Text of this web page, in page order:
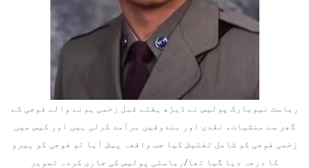
ریاست نیویارک پولیس نے ڈیڑھ ہفتے قبل زخمی ہونے والے فوجی کے
گھر سے منشیات، نقدی اور بندوقیں برآمد کرلی ہیں اور کیس میں
زخمی فوجی کو شامل تفتیش کیا جب واقعہ پیش آیا تو فوجی کو ہیرو
کا درجہ دیا گیا تھا/ریاستی پولیس کی جاری کردہ تصویر